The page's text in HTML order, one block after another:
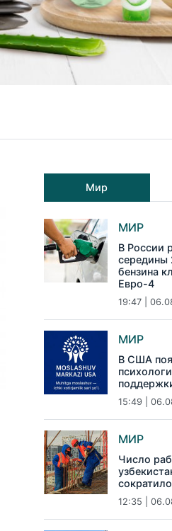
Мир
МИР
В России
середины
бензина
Евро-4
19:47 |
МИР
В США
15:49 |
МИР
Число
12:35 |